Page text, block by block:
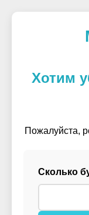
Хотим
Пожалуйста,
Сколько